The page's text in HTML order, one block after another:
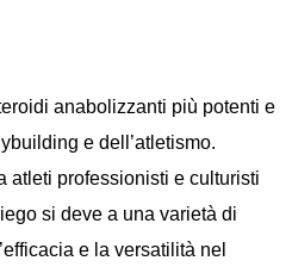
anabolizzanti più potenti e
e dell’atletismo.
atleti professionisti e culturisti
si deve a una varietà di
e la versatilità nel